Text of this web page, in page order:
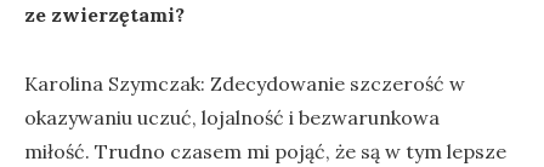
ze zwierzętami?
Karolina Szymczak: Zdecydowanie szczerość w
okazywaniu uczuć, lojalność i bezwarunkowa
miłość. Trudno czasem mi pojąć, że są w tym lepsze